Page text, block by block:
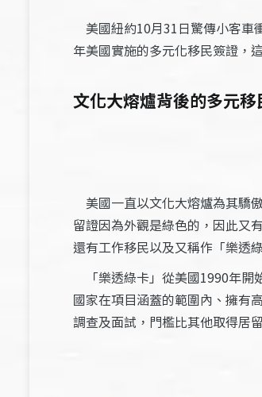
美國紐約10月31日驚傳小客車
年美國實施的多元化移民簽證，
文化大熔爐背後的多元移
美國一直以文化大熔爐為其驕
留證因為外觀是綠色的，因此又
還有工作移民以及又稱作「樂透
「樂透綠卡」從美國1990年開
國家在項目涵蓋的範圍內、擁有
調查及面試，門檻比其他取得居